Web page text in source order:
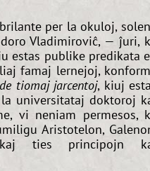
per la okuloj,
Vladimiroviĉ, — ĵuri,
estas publike predikata
famaj lernejoj,
tiomaj jarcentoj, kiuj
universitataj doktoroj
vi neniam permesos,
Aristotelon,
ties principojn